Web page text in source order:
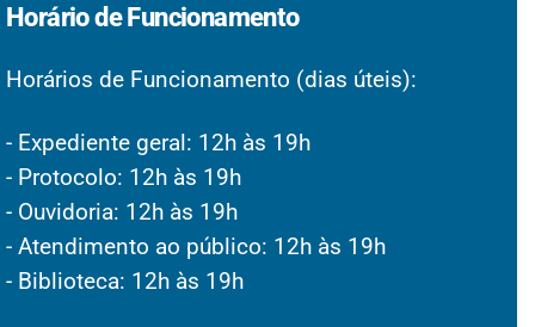
Horário de Funcionamento
Horários de Funcionamento (dias úteis):
- Expediente geral: 12h às 19h
- Protocolo: 12h às 19h
- Ouvidoria: 12h às 19h
- Atendimento ao público: 12h às 19h
- Biblioteca: 12h às 19h